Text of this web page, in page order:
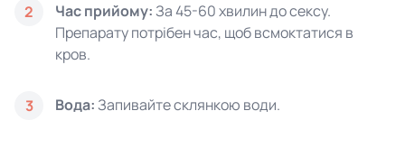
2 Час прийому: За 45-60 хвилин до сексу.
Препарату потрібен час, щоб всмоктатися в
кров.
3 Вода: Запивайте склянкою води.